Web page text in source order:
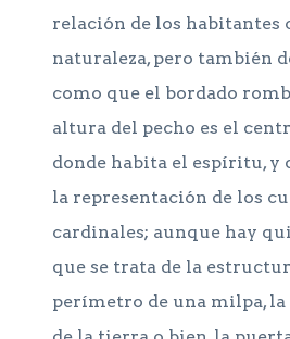
relación de los habitantes
naturaleza, pero también
como que el bordado
altura del pecho es el
donde habita el espíritu, y
la representación de los
cardinales; aunque hay
que se trata de la
perímetro de una milpa,